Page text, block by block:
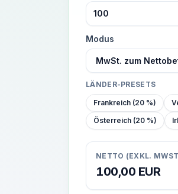
Modus
LÄNDER-PRESETS
Frankreich (20 %)
Österreich (20 %)
NETTO (EXKL.
100,00 EUR